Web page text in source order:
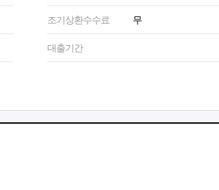
조기상환수수료 무
대출기간